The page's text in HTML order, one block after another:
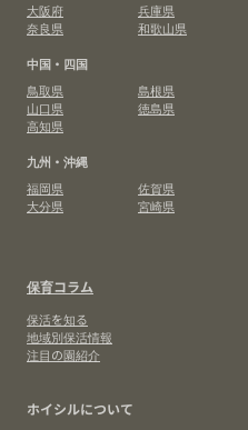
大阪府
兵庫県
奈良県
和歌山県
中国・四国
鳥取県
島根県
山口県
徳島県
高知県
九州・沖縄
福岡県
佐賀県
大分県
宮崎県
保育コラム
保活を知る
地域別保活情報
注目の園紹介
ホイシルについて